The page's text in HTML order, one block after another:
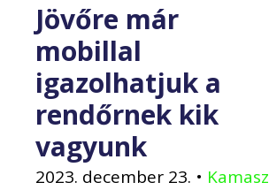
Jövőre már
mobillal
igazolhatjuk a
rendőrnek kik
vagyunk
2023. december 23. • Kamasz